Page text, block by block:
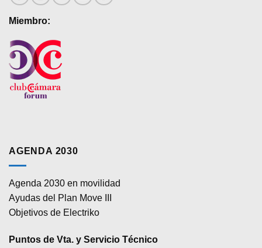
Miembro:
AGENDA 2030
Agenda 2030 en movilidad
Ayudas del Plan Move III
Objetivos de Electriko
Puntos de Vta. y Servicio Técnico